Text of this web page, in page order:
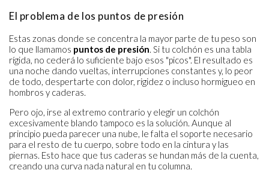
El problema de los puntos de presión
Estas zonas donde se concentra la mayor parte de tu peso son
lo que llamamos puntos de presión . Si tu colchón es una tabla
rígida, no cederá lo suficiente bajo esos "picos". El resultado es
una noche dando vueltas, interrupciones constantes y, lo peor
de todo, despertarte con dolor, rigidez o incluso hormigueo en
hombros y caderas.
Pero ojo, irse al extremo contrario y elegir un colchón
excesivamente blando tampoco es la solución. Aunque al
principio pueda parecer una nube, le falta el soporte necesario
para el resto de tu cuerpo, sobre todo en la cintura y las
piernas. Esto hace que tus caderas se hundan más de la cuenta,
creando una curva nada natural en tu columna.